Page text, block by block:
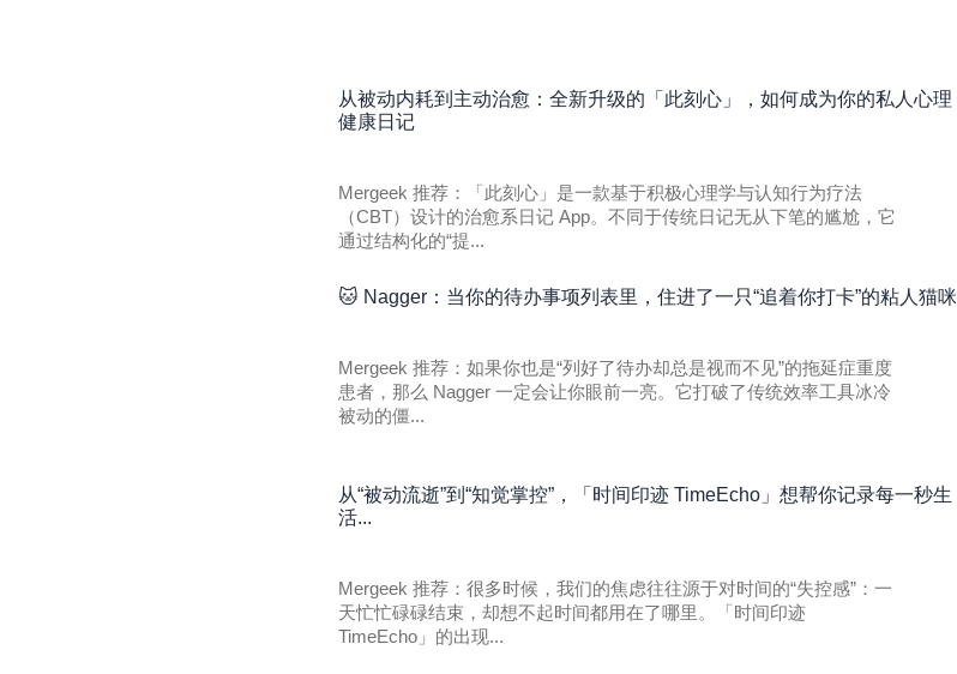
从被动内耗到主动治愈：全新升级的「此刻心」，如何成为你的私人心理
健康日记
Mergeek 推荐：「此刻心」是一款基于积极心理学与认知行为疗法
（CBT）设计的治愈系日记 App。不同于传统日记无从下笔的尴尬，它
通过结构化的“提...
🐱 Nagger：当你的待办事项列表里，住进了一只“追着你打卡”的粘人猫咪
Mergeek 推荐：如果你也是“列好了待办却总是视而不见”的拖延症重度
患者，那么 Nagger 一定会让你眼前一亮。它打破了传统效率工具冰冷
被动的僵...
从“被动流逝”到“知觉掌控”，「时间印迹 TimeEcho」想帮你记录每一秒生
活...
Mergeek 推荐：很多时候，我们的焦虑往往源于对时间的“失控感”：一
天忙忙碌碌结束，却想不起时间都用在了哪里。「时间印迹
TimeEcho」的出现...